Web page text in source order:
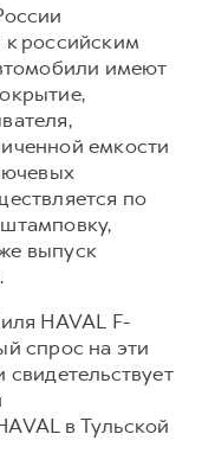
российским
имеют
емкости
по
выпуск
HAVAL F-
спрос на эти
в Тульской